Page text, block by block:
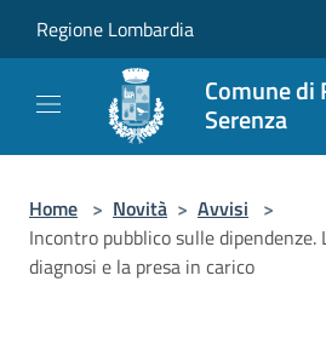
Regione Lombardia
Comune di
Serenza
Home > Novità > Avvisi >
Incontro pubblico sulle dipendenze.
diagnosi e la presa in carico